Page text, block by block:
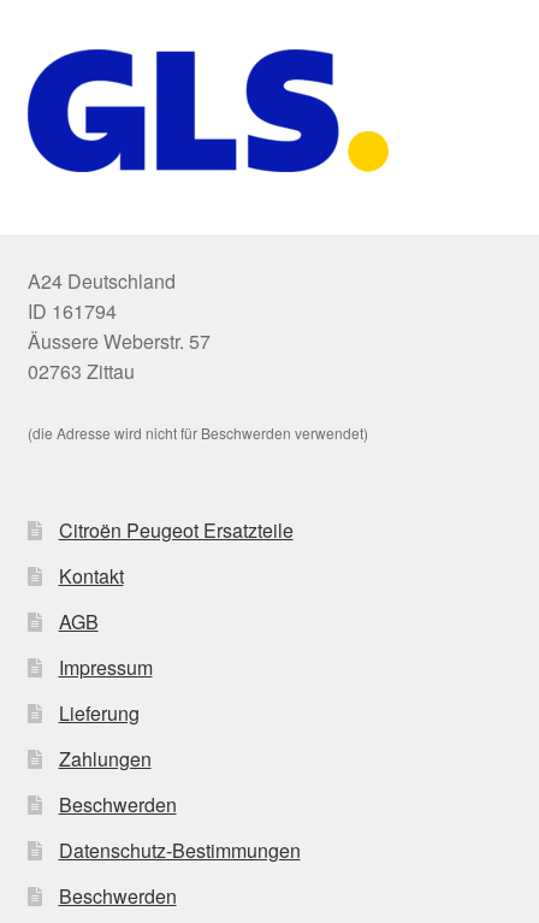
A24 Deutschland
ID 161794
Äussere Weberstr. 57
02763 Zittau
(die Adresse wird nicht für Beschwerden verwendet)
Citroën Peugeot Ersatzteile
Kontakt
AGB
Impressum
Lieferung
Zahlungen
Beschwerden
Datenschutz-Bestimmungen
Beschwerden